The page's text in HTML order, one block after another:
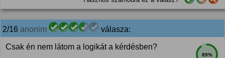
2/16 anonim válasza:
89%
Csak én nem látom a logikát a kérdésben?